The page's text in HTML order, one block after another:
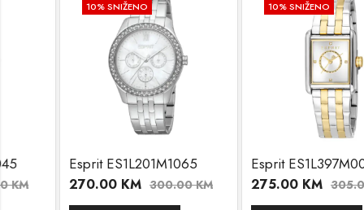
% SNIŽENO
Esprit ES1L201M1065
270.00KM 300.00KM
% SNIŽENO
Esprit ES1L397M0085
275.00KM 305.00KM